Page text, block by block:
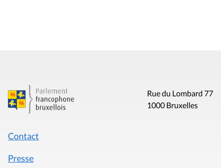
Rue du Lombard 77
1000 Bruxelles
Contact
Presse